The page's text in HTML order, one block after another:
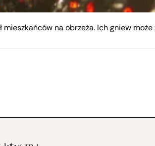
mieszkańców na obrzeża. Ich gniew